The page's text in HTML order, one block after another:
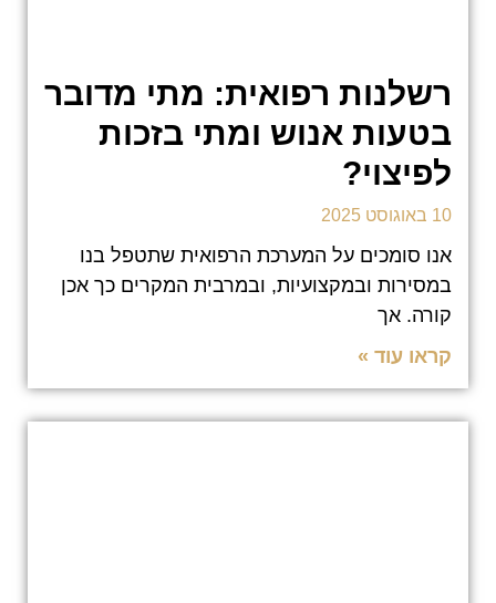
רשלנות רפואית: מתי מדובר
בטעות אנוש ומתי בזכות
לפיצוי?
10 באוגוסט 2025
אנו סומכים על המערכת הרפואית שתטפל בנו
במסירות ובמקצועיות, ובמרבית המקרים כך אכן
קורה. אך
קראו עוד »